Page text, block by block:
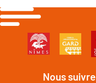
Nous suivre